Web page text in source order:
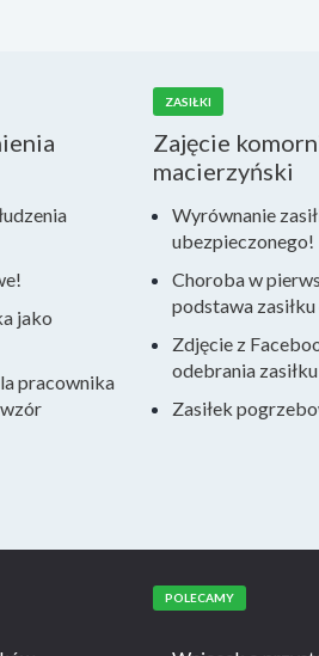
jako
pracownika
ZASIŁKI
Zajęcie
macierzyński
Wyrównanie
ubezpieczonego!
Choroba w
podstawa
Zdjęcie z
odebrania
Zasiłek
POLECAMY